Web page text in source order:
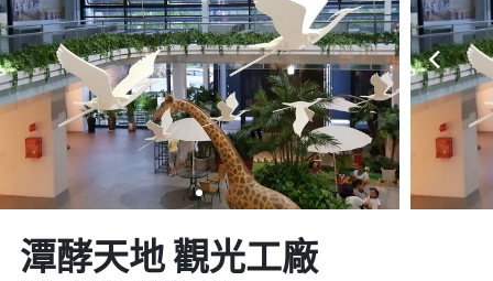
潭酵天地 觀光工廠